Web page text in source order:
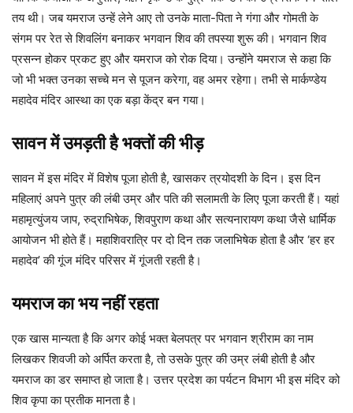
तय थी। जब यमराज उन्हें लेने आए तो उनके माता-पिता ने गंगा और गोमती के
संगम पर रेत से शिवलिंग बनाकर भगवान शिव की तपस्या शुरू की। भगवान शिव
प्रसन्न होकर प्रकट हुए और यमराज को रोक दिया। उन्होंने यमराज से कहा कि
जो भी भक्त उनका सच्चे मन से पूजन करेगा, वह अमर रहेगा। तभी से मार्कण्डेय
महादेव मंदिर आस्था का एक बड़ा केंद्र बन गया।
सावन में उमड़ती है भक्तों की भीड़
सावन में इस मंदिर में विशेष पूजा होती है, खासकर त्रयोदशी के दिन। इस दिन
महिलाएं अपने पुत्र की लंबी उम्र और पति की सलामती के लिए पूजा करती हैं। यहां
महामृत्युंजय जाप, रुद्राभिषेक, शिवपुराण कथा और सत्यनारायण कथा जैसे धार्मिक
आयोजन भी होते हैं। महाशिवरात्रि पर दो दिन तक जलाभिषेक होता है और ‘हर हर
महादेव’ की गूंज मंदिर परिसर में गूंजती रहती है।
यमराज का भय नहीं रहता
एक खास मान्यता है कि अगर कोई भक्त बेलपत्र पर भगवान श्रीराम का नाम
लिखकर शिवजी को अर्पित करता है, तो उसके पुत्र की उम्र लंबी होती है और
यमराज का डर समाप्त हो जाता है। उत्तर प्रदेश का पर्यटन विभाग भी इस मंदिर को
शिव कृपा का प्रतीक मानता है।